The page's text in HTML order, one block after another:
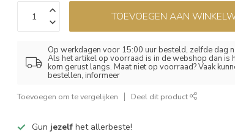
TOEVOEGEN AAN
Op werkdagen voor 15:00 uur besteld, zelfde dag
Als het artikel op voorraad is in de webshop dan is
kom gerust langs. Maat niet op voorraad? Vaak
bestellen, informeer
Toevoegen om te vergelijken Deel dit product
Gun jezelf het allerbeste!